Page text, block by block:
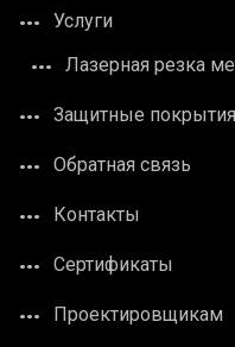
Услуги
Лазерная резка
Защитные покрытия
Обратная связь
Контакты
Сертификаты
Проектировщикам